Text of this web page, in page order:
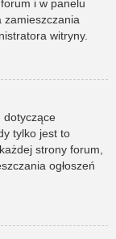
i w panelu
zamieszczania
witryny.
dotyczące
tylko jest to
strony forum,
ogłoszeń